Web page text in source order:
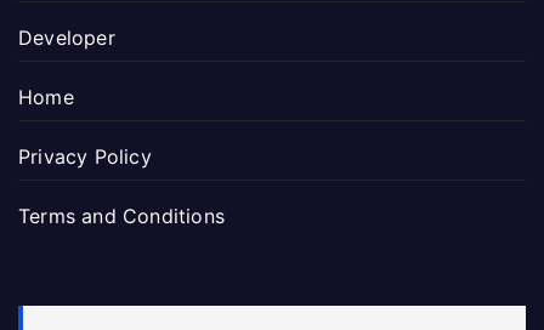
Developer
Home
Privacy Policy
Terms and Conditions